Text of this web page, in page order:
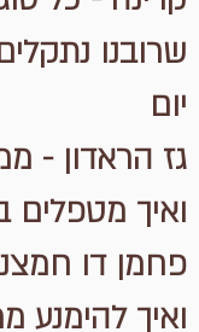
שרובנו
יום
גז הראדון -
ואיך מטפלים
פחמן דו
ואיך להימנע